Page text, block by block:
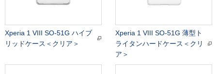
Xperia 1 VIII SO-51G ハイブ
リッドケース＜クリア＞
Xperia 1 VIII SO-51G 薄型ト
ライタンハードケース＜クリ
ア＞